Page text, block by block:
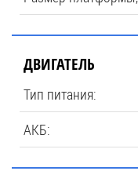
ДВИГАТЕЛЬ
Тип питания:
АКБ: